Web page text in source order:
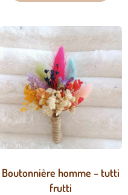
Boutonnière homme – tutti
frutti